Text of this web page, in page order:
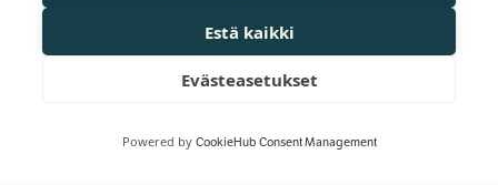
Estä kaikki
Evästeasetukset
Powered by CookieHub Consent Management
TietosuojaselosteMuuta evästeitä